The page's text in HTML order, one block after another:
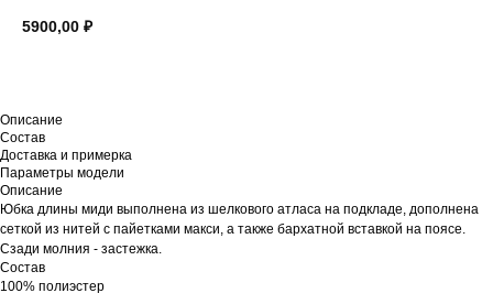
5900,00 ₽
Описание
Состав
Доставка и примерка
Параметры модели
Описание
Юбка длины миди выполнена из шелкового атласа на подкладе, дополнена
сеткой из нитей с пайетками макси, а также бархатной вставкой на поясе.
Сзади молния - застежка.
Состав
100% полиэстер